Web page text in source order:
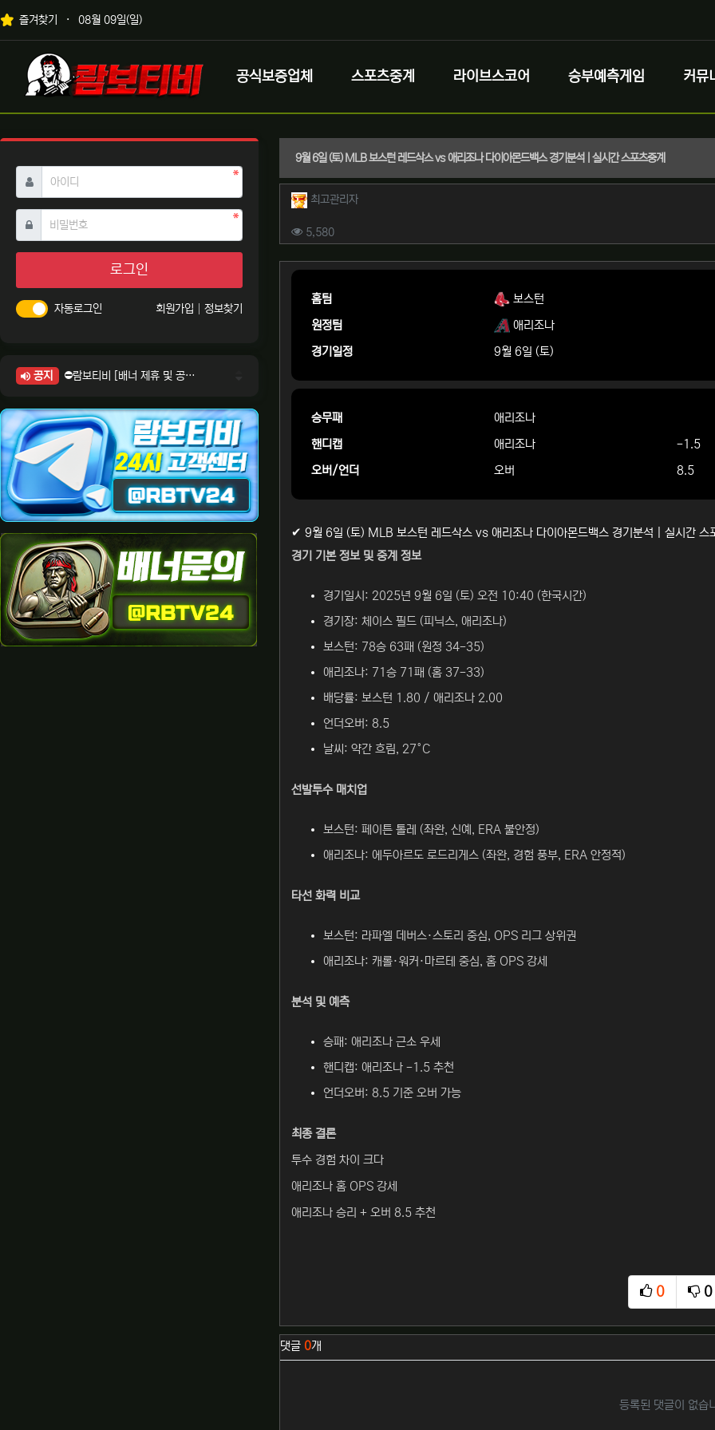
상단 네비
즐겨찾기 08월 09일(일)
메인 메뉴
로고
공식보증업체 스포츠중계 라이브스코어 승부예측게임 커뮤
9월 6일 (토) MLB 보스턴 레드삭스 vs 애리조나 다이아몬드백스 경기분석 | 실시간 스포츠중계
작성자 정보
최고관리자작성
컨텐츠 정보
5,580조회
본문
홈팀
보스턴
원정팀
애리조나
경기일정
9월 6일 (토)
승무패 애리조나
핸디캡
애리조나 -1.5
오버/언더
오버 8.5
✔ 9월 6일 (토) MLB 보스턴 레드삭스 vs 애리조나 다이아몬드백스 경기분석 | 실시간 스
경기 기본 정보 및 중계 정보
경기일시: 2025년 9월 6일 (토) 오전 10:40 (한국시간)
경기장: 체이스 필드 (피닉스, 애리조나)
보스턴: 78승 63패 (원정 34-35)
애리조나: 71승 71패 (홈 37-33)
배당률: 보스턴 1.80 / 애리조나 2.00
언더오버: 8.5
날씨: 약간 흐림, 27°C
선발투수 매치업
보스턴: 페이튼 톨레 (좌완, 신예, ERA 불안정)
애리조나: 에두아르도 로드리게스 (좌완, 경험 풍부, ERA 안정적)
타선 화력 비교
보스턴: 라파엘 데버스·스토리 중심, OPS 리그 상위권
애리조나: 캐롤·워커·마르테 중심, 홈 OPS 강세
분석 및 예측
승패: 애리조나 근소 우세
핸디캡: 애리조나 -1.5 추천
언더오버: 8.5 기준 오버 가능
최종 결론
투수 경험 차이 크다
애리조나 홈 OPS 강세
애리조나 승리 + 오버 8.5 추천
0
추천
0
비
관련자료
댓글 0개
등록된 댓글이 없습
아이디 필수
비밀번호필수
로그인
자동로그인 회원가입 정보찾기
공지
⛔람보티비 [배너 제휴 및 공식 입점 문의 안내]
⛔람보티비 [정회원 등급UP! 안내사항]
⛔람보티비 [채팅방 이용시 주의사항]
⛔람보티비 [공식보증업체 안내]